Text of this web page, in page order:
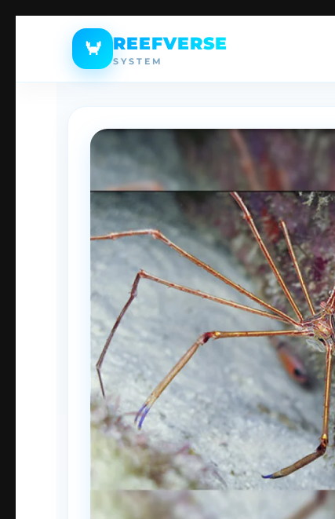
🦀 REEFVERSE
SYSTEM